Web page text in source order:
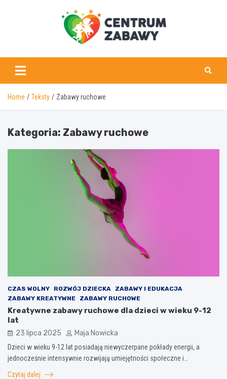
centrumzabawy.pl
Home Teksty Zabawy ruchowe
Kategoria: Zabawy ruchowe
CZAS WOLNY ROZWÓJ DZIECKA
ZABAWY I EDUKACJA
ZABAWY KREATYWNE
ZABAWY RUCHOWE
Kreatywne zabawy ruchowe dla dzieci w wieku 9-12
lat
23 lipca 2025 Maja Nowicka
Dzieci w wieku 9-12 lat posiadają niewyczerpane pokłady energii, a
jednocześnie intensywnie rozwijają umiejętności społeczne i…
Czytaj dalej